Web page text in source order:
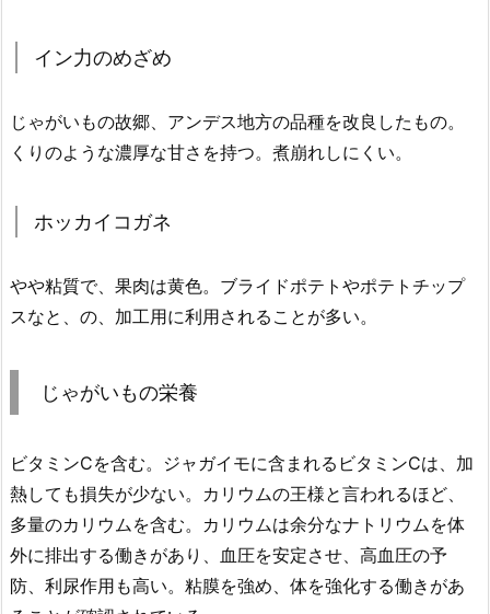
イン力のめざめ
じゃがいもの故郷、アンデス地方の品種を改良したもの。
くりのような濃厚な甘さを持つ。煮崩れしにくい。
ホッカイコガネ
やや粘質で、果肉は黄色。ブライドポテトやポテトチップ
スなと、の、加工用に利用されることが多い。
じゃがいもの栄養
ビタミンCを含む。ジャガイモに含まれるビタミンCは、加
熱しても損失が少ない。カリウムの王様と言われるほど、
多量のカリウムを含む。カリウムは余分なナトリウムを体
外に排出する働きがあり、血圧を安定させ、高血圧の予
防、利尿作用も高い。粘膜を強め、体を強化する働きがあ